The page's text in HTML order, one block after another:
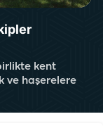
kent
ve haşerelere